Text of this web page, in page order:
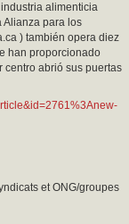
alimenticia
Alianza para los
) también opera diez
han proporcionado
centro abrió sus puertas
et ONG/groupes